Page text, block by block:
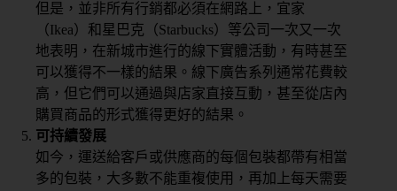
但是，並非所有行銷都必須在網路上，宜家
（Ikea）和星巴克（Starbucks）等公司一次又一次
地表明，在新城市進行的線下實體活動，有時甚至
可以獲得不一樣的結果。線下廣告系列通常花費較
高，但它們可以通過與店家直接互動，甚至從店內
購買商品的形式獲得更好的結果。
可持續發展
如今，運送給客戶或供應商的每個包裝都帶有相當
多的包裝，大多數不能重複使用，再加上每天需要